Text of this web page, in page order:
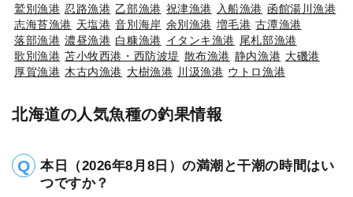
鷲別漁港 忍路漁港 乙部漁港 祝津漁港 入船漁港 函館湯川漁港
志海苔漁港 天塩港 音別海岸 余別漁港 増毛港 古潭漁港
落部漁港 濃昼漁港 白糠漁港 イタンキ漁港 尾札部漁港
歌別漁港 苫小牧西港・西防波堤 散布漁港 静内漁港 大磯港
厚賀漁港 木古内漁港 大樹漁港 川汲漁港 ウトロ漁港
北海道の人気魚種の釣果情報
本日（2026年8月8日）の満潮と干潮の時間はい
つですか？